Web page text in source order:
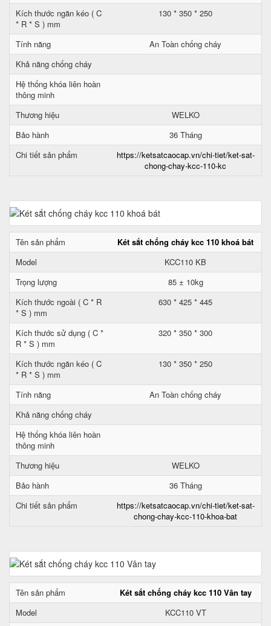
Kích thước ngăn kéo ( C
* R * S ) mm
130 * 350 * 250
Tính năng
An Toàn chống cháy
Khả năng chống cháy
Hệ thống khóa liên hoàn
thông minh
Thương hiệu
WELKO
Bảo hành
36 Tháng
Chi tiết sản phẩm
https://ketsatcaocap.vn/chi-tiet/ket-sat-
chong-chay-kcc-110-kc
Tên sản phẩm
Két sắt chống cháy kcc 110 khoá bát
Model
KCC110 KB
Trọng lượng
85 ± 10kg
Kích thước ngoài ( C * R
* S ) mm
630 * 425 * 445
Kích thước sử dụng ( C *
R * S ) mm
320 * 350 * 300
Kích thước ngăn kéo ( C
* R * S ) mm
130 * 350 * 250
Tính năng
An Toàn chống cháy
Khả năng chống cháy
Hệ thống khóa liên hoàn
thông minh
Thương hiệu
WELKO
Bảo hành
36 Tháng
Chi tiết sản phẩm
https://ketsatcaocap.vn/chi-tiet/ket-sat-
chong-chay-kcc-110-khoa-bat
Tên sản phẩm
Két sắt chống cháy kcc 110 Vân tay
Model
KCC110 VT